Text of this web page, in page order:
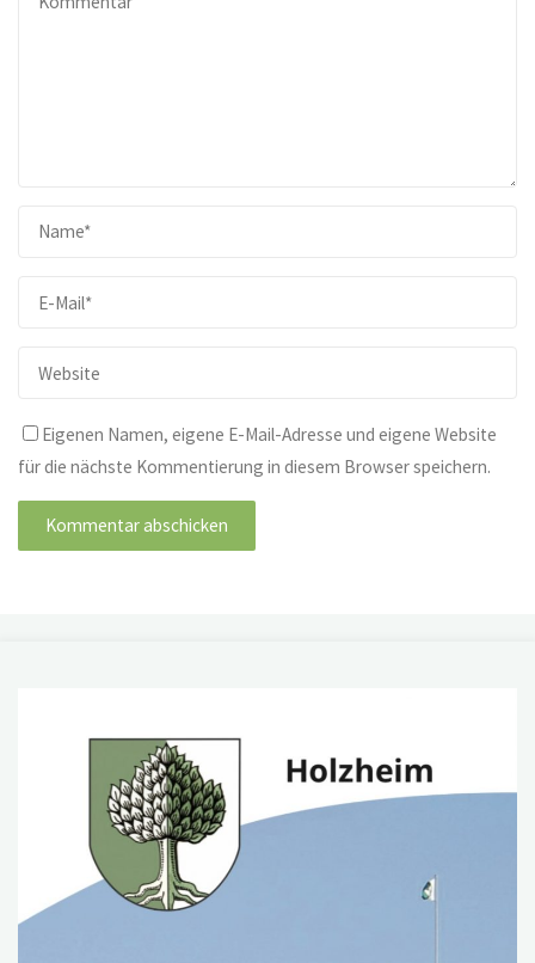
Eigenen Namen, eigene E-Mail-Adresse und eigene Website
für die nächste Kommentierung in diesem Browser speichern.